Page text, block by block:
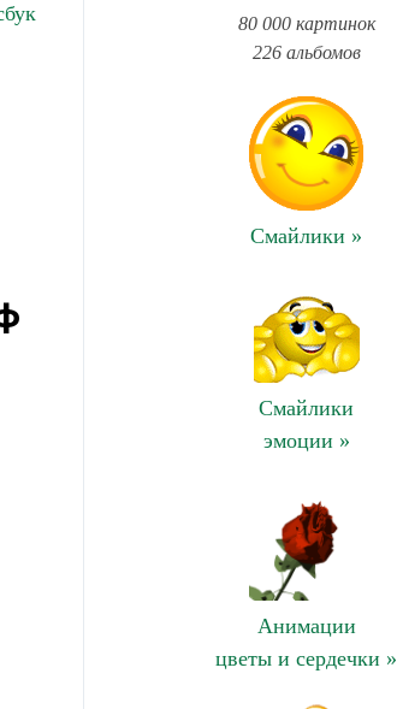
80 000 картинок
226 альбомов
Смайлики »
Смайлики
эмоции »
Анимации
цветы и сердечки »